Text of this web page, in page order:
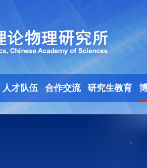
人才队伍 合作交流 研究生教育